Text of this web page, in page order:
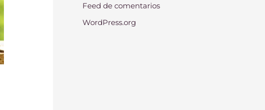
Feed de comentarios
WordPress.org